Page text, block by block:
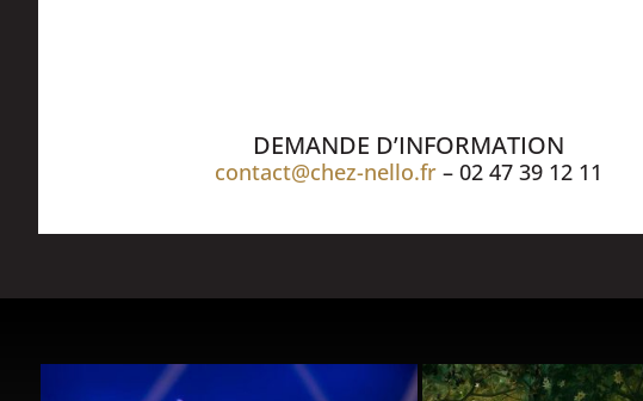
DEMANDE D’INFORMATION
contact@chez-nello.fr– 02 47 39 12 11